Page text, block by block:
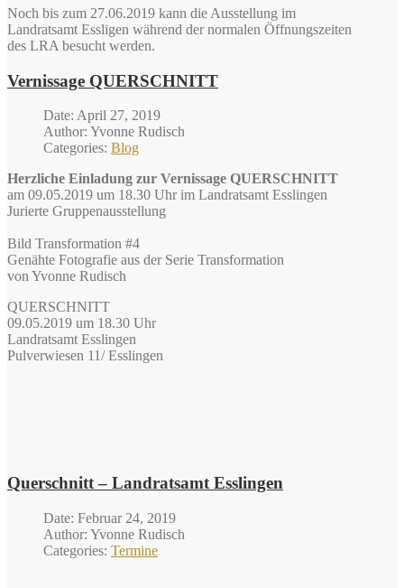
Noch bis zum 27.06.2019 kann die Ausstellung im
Landratsamt Essligen während der normalen Öffnungszeiten
des LRA besucht werden.
Vernissage QUERSCHNITT
Date: April 27, 2019
Author: Yvonne Rudisch
Categories: Blog
Herzliche Einladung zur Vernissage QUERSCHNITT
am 09.05.2019 um 18.30 Uhr im Landratsamt Esslingen
Jurierte Gruppenausstellung
Bild Transformation #4
Genähte Fotografie aus der Serie Transformation
von Yvonne Rudisch
QUERSCHNITT
09.05.2019 um 18.30 Uhr
Landratsamt Esslingen
Pulverwiesen 11/ Esslingen
Querschnitt – Landratsamt Esslingen
Date: Februar 24, 2019
Author: Yvonne Rudisch
Categories: Termine